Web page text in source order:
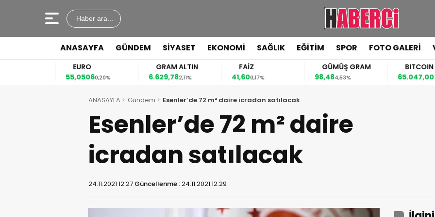
Haber ara...
ANASAYFA GÜNDEM SİYASET EKONOMİ SAĞLIK EĞİTİM SPOR FOTO GALERİ
EURO
55,05060,20%
GRAM ALTIN
6.629,782,11%
41,600,17%
GÜMÜŞ GRAM
98,484,53%
BITCOIN
65.047,001,02%
ANASAYFA Gündem Esenler’de 72 m² daire icradan satılacak
Esenler’de 72 m² daire
icradan satılacak
24.11.2021 12:27 Güncellenme :24.11.2021 12:29